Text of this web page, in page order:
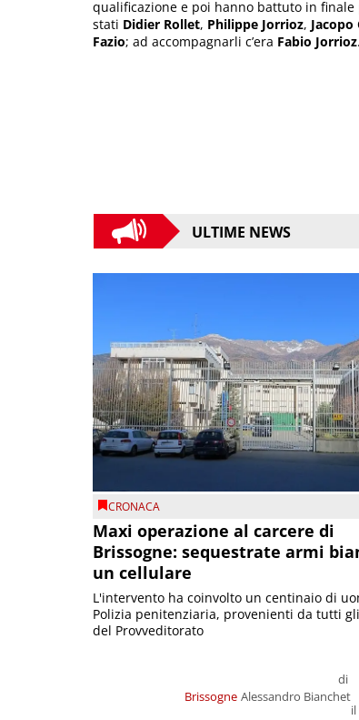
qualificazione e poi hanno battuto in finale
stati Didier Rollet, Philippe Jorrioz,
Fazio; ad accompagnarli c’era Fabio Jorrioz
ULTIME NEWS
CRONACA
Maxi operazione al carcere di
Brissogne: sequestrate armi
un cellulare
Brissogne
di
Alessandro Bianchet
L'intervento ha coinvolto un centinaio di
Polizia penitenziaria, provenienti da tutti
del Provveditorato